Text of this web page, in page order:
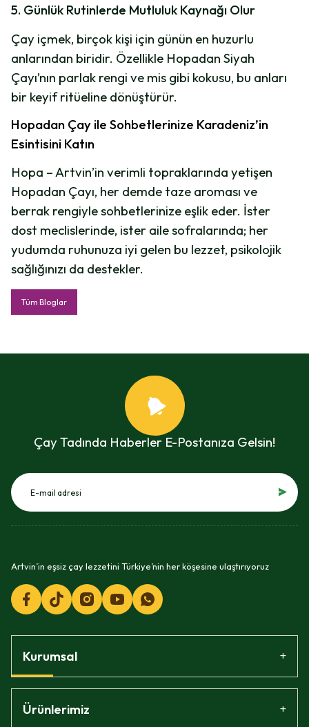
5. Günlük Rutinlerde Mutluluk Kaynağı Olur
Çay içmek, birçok kişi için günün en huzurlu
anlarından biridir. Özellikle Hopadan Siyah
Çayı’nın parlak rengi ve mis gibi kokusu, bu anları
bir keyif ritüeline dönüştürür.
Hopadan Çay ile Sohbetlerinize Karadeniz’in
Esintisini Katın
Hopa – Artvin’in verimli topraklarında yetişen
Hopadan Çayı, her demde taze aroması ve
berrak rengiyle sohbetlerinize eşlik eder. İster
dost meclislerinde, ister aile sofralarında; her
yudumda ruhunuza iyi gelen bu lezzet, psikolojik
sağlığınızı da destekler.
Tüm Bloglar
Çay Tadında Haberler E-Postanıza Gelsin!
Artvin’in eşsiz çay lezzetini Türkiye’nin her köşesine ulaştırıyoruz
Kurumsal
Ürünlerimiz